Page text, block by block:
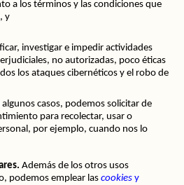
a los términos y las condiciones que
y
investigar e impedir actividades
no autorizadas, poco éticas
los ataques cibernéticos y el robo de
algunos casos, podemos solicitar de
para recolectar, usar o
por ejemplo, cuando nos lo
Además de los otros usos
podemos emplear las cookies y